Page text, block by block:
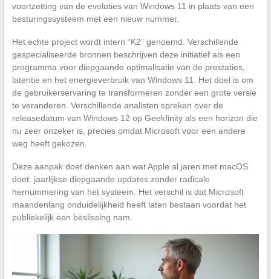
voortzetting van de evoluties van Windows 11 in plaats van een
besturingssysteem met een nieuw nummer.
Het echte project wordt intern “K2” genoemd. Verschillende
gespecialiseerde bronnen beschrijven deze initiatief als een
programma voor diepgaande optimalisatie van de prestaties,
latentie en het energieverbruik van Windows 11. Het doel is om
de gebruikerservaring te transformeren zonder een grote versie
te veranderen. Verschillende analisten spreken over de
releasedatum van Windows 12 op Geekfinity als een horizon die
nu zeer onzeker is, precies omdat Microsoft voor een andere
weg heeft gekozen.
Deze aanpak doet denken aan wat Apple al jaren met macOS
doet: jaarlijkse diepgaande updates zonder radicale
hernummering van het systeem. Het verschil is dat Microsoft
maandenlang onduidelijkheid heeft laten bestaan voordat het
publiekelijk een beslissing nam.